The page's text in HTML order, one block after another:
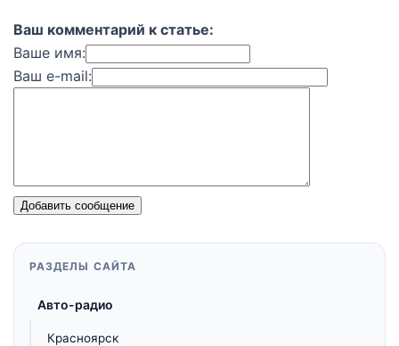
Ваш комментарий к статье:
Ваше имя:
Ваш e-mail:
Добавить сообщение
РАЗДЕЛЫ САЙТА
Авто-радио
Красноярск